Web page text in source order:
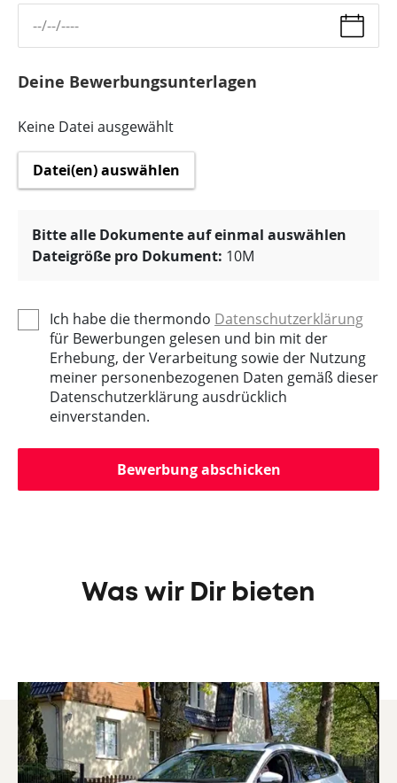
Deine Bewerbungsunterlagen
Keine Datei ausgewählt
Datei(en) auswählen
Bitte alle Dokumente auf einmal auswählen
Dateigröße pro Dokument: 10M
Ich habe die thermondo Datenschutzerklärung
für Bewerbungen gelesen und bin mit der
Erhebung, der Verarbeitung sowie der Nutzung
meiner personenbezogenen Daten gemäß dieser
Datenschutzerklärung ausdrücklich
einverstanden.
Bewerbung abschicken
Was wir Dir bieten